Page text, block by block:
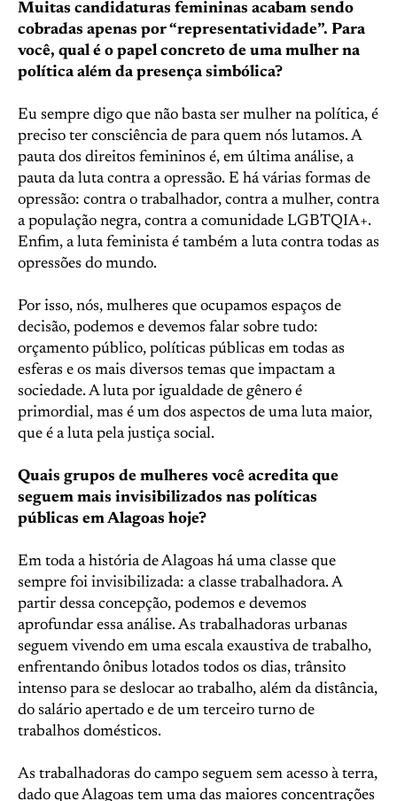
Muitas candidaturas femininas acabam sendo
cobradas apenas por “representatividade”. Para
você, qual é o papel concreto de uma mulher na
política além da presença simbólica?
Eu sempre digo que não basta ser mulher na política, é
preciso ter consciência de para quem nós lutamos. A
pauta dos direitos femininos é, em última análise, a
pauta da luta contra a opressão. E há várias formas de
opressão: contra o trabalhador, contra a mulher, contra
a população negra, contra a comunidade LGBTQIA+.
Enfim, a luta feminista é também a luta contra todas as
opressões do mundo.
Por isso, nós, mulheres que ocupamos espaços de
decisão, podemos e devemos falar sobre tudo:
orçamento público, políticas públicas em todas as
esferas e os mais diversos temas que impactam a
sociedade. A luta por igualdade de gênero é
primordial, mas é um dos aspectos de uma luta maior,
que é a luta pela justiça social.
Quais grupos de mulheres você acredita que
seguem mais invisibilizados nas políticas
públicas em Alagoas hoje?
Em toda a história de Alagoas há uma classe que
sempre foi invisibilizada: a classe trabalhadora. A
partir dessa concepção, podemos e devemos
aprofundar essa análise. As trabalhadoras urbanas
seguem vivendo em uma escala exaustiva de trabalho,
enfrentando ônibus lotados todos os dias, trânsito
intenso para se deslocar ao trabalho, além da distância,
do salário apertado e de um terceiro turno de
trabalhos domésticos.
As trabalhadoras do campo seguem sem acesso à terra,
dado que Alagoas tem uma das maiores concentrações